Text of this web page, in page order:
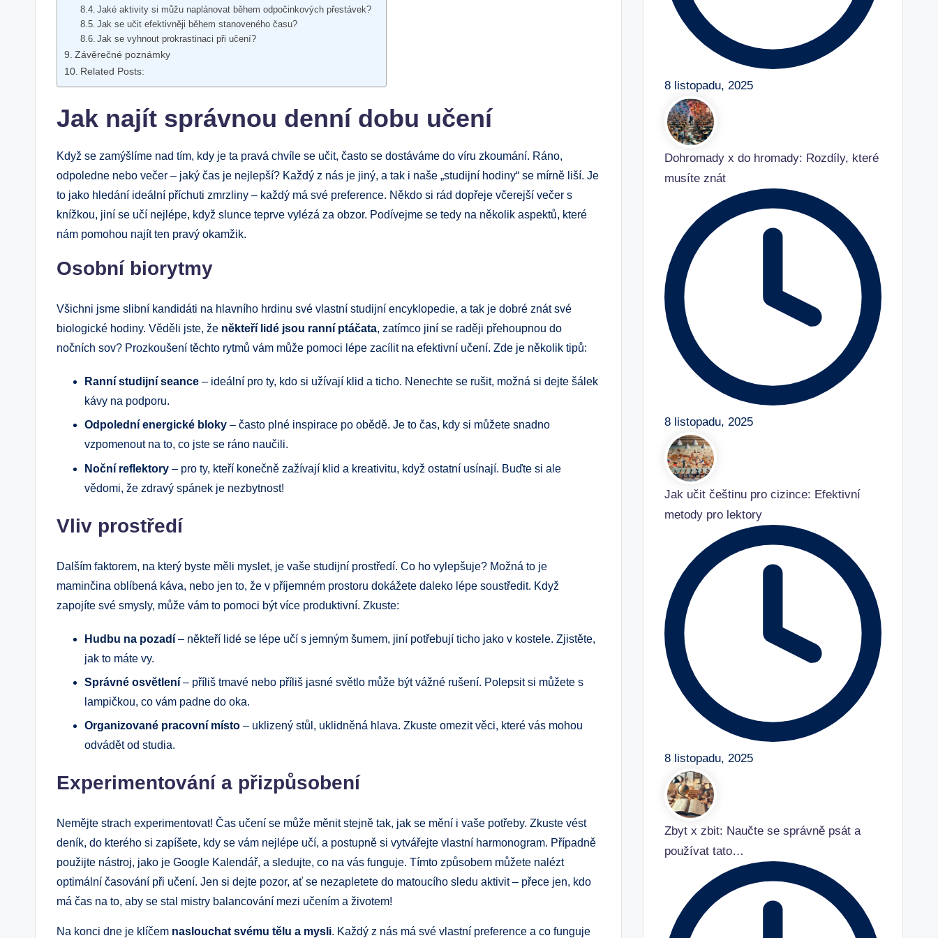
Jaké aktivity si můžu naplánovat během odpočinkových přestávek?
Jak se učit efektivněji během stanoveného času?
Jak se vyhnout prokrastinaci při učení?
Závěrečné poznámky
Related Posts:
Jak najít správnou denní dobu učení
Když se zamýšlíme nad tím, kdy je ta pravá chvíle se učit, často se dostáváme do víru zkoumání. Ráno,
odpoledne nebo večer – jaký čas je nejlepší? Každý z nás je jiný, a tak i naše „studijní hodiny“ se mírně liší. Je
to jako hledání ideální příchuti zmrzliny – každý má své preference. Někdo si rád dopřeje včerejší večer s
knížkou, jiní se učí nejlépe, když slunce teprve vylézá za obzor. Podívejme se tedy na několik aspektů, které
nám pomohou najít ten pravý okamžik.
Osobní biorytmy
Všichni jsme slibní kandidáti na hlavního hrdinu své vlastní studijní encyklopedie, a tak je dobré znát své
biologické hodiny. Věděli jste, že někteří lidé jsou ranní ptáčata, zatímco jiní se raději přehoupnou do
nočních sov? Prozkoušení těchto rytmů vám může pomoci lépe zacílit na efektivní učení. Zde je několik tipů:
Ranní studijní seance – ideální pro ty, kdo si užívají klid a ticho. Nenechte se rušit, možná si dejte šálek
kávy na podporu.
Odpolední energické bloky – často plné inspirace po obědě. Je to čas, kdy si můžete snadno
vzpomenout na to, co jste se ráno naučili.
Noční reflektory – pro ty, kteří konečně zažívají klid a kreativitu, když ostatní usínají. Buďte si ale
vědomi, že zdravý spánek je nezbytnost!
Vliv prostředí
Dalším faktorem, na který byste měli myslet, je vaše studijní prostředí. Co ho vylepšuje? Možná to je
maminčina oblíbená káva, nebo jen to, že v příjemném prostoru dokážete daleko lépe soustředit. Když
zapojíte své smysly, může vám to pomoci být více produktivní. Zkuste:
Hudbu na pozadí – někteří lidé se lépe učí s jemným šumem, jiní potřebují ticho jako v kostele. Zjistěte,
jak to máte vy.
Správné osvětlení – příliš tmavé nebo příliš jasné světlo může být vážné rušení. Polepsit si můžete s
lampičkou, co vám padne do oka.
Organizované pracovní místo – uklizený stůl, uklidněná hlava. Zkuste omezit věci, které vás mohou
odvádět od studia.
Experimentování a přizpůsobení
Nemějte strach experimentovat! Čas učení se může měnit stejně tak, jak se mění i vaše potřeby. Zkuste vést
deník, do kterého si zapíšete, kdy se vám nejlépe učí, a postupně si vytvářejte vlastní harmonogram. Případně
použijte nástroj, jako je Google Kalendář, a sledujte, co na vás funguje. Tímto způsobem můžete nalézt
optimální časování při učení. Jen si dejte pozor, ať se nezapletete do matoucího sledu aktivit – přece jen, kdo
má čas na to, aby se stal mistry balancování mezi učením a životem!
Na konci dne je klíčem naslouchat svému tělu a mysli. Každý z nás má své vlastní preference a co funguje
8 listopadu, 2025
Dohromady x do hromady: Rozdíly, které
musíte znát
8 listopadu, 2025
Jak učit češtinu pro cizince: Efektivní
metody pro lektory
8 listopadu, 2025
Zbyt x zbit: Naučte se správně psát a
používat tato…